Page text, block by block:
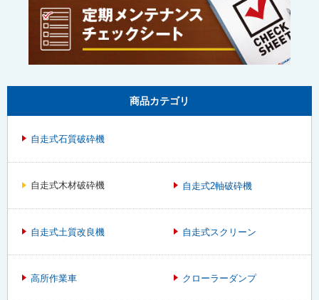
商品カテゴリ
自走式石質破砕機
自走式木材破砕機 自走式2軸破砕機
自走式土質改良機 自走式スクリーン
高所作業車 クローラーダンプ